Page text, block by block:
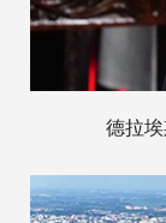
德拉